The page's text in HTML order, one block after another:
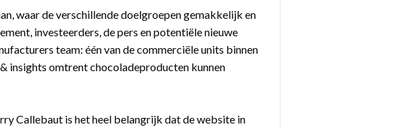
waar de verschillende doelgroepen gemakkelijk en
investeerders, de pers en potentiële nieuwe
team: één van de commerciële units binnen
insights omtrent chocoladeproducten kunnen
Callebaut is het heel belangrijk dat de website in